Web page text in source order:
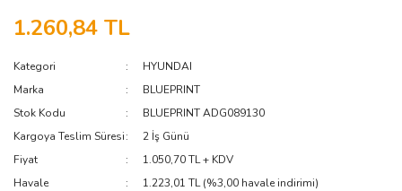
1.260,84 TL
Kategori
HYUNDAI
Marka
BLUEPRINT
Stok Kodu
BLUEPRINT ADG089130
Kargoya Teslim Süresi
2 İş Günü
Fiyat
1.050,70 TL + KDV
Havale
1.223,01 TL (%3,00 havale indirimi)